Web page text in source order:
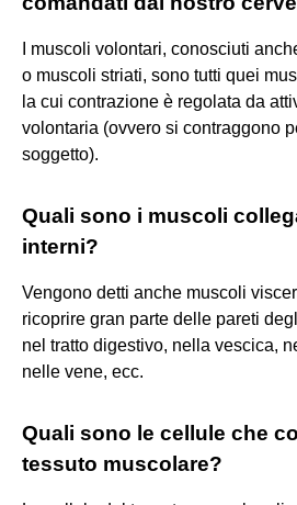
I muscoli volontari, conosciuti
o muscoli striati, sono tutti quei
la cui contrazione è regolata da
volontaria (ovvero si contraggono
soggetto).
Quali sono i muscoli
interni?
Vengono detti anche muscoli
ricoprire gran parte delle pareti
nel tratto digestivo, nella vescica,
nelle vene, ecc.
Quali sono le cellule che
tessuto muscolare?